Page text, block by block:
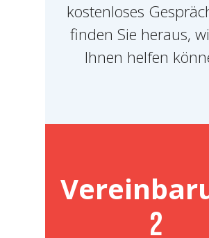
kostenloses
finden Sie heraus,
Ihnen helfen
2